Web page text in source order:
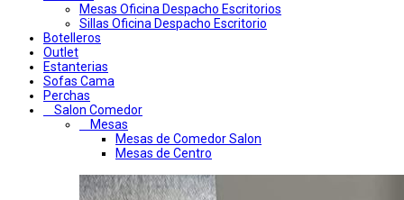
Mesas Oficina Despacho Escritorios
Sillas Oficina Despacho Escritorio
Botelleros
Outlet
Estanterias
Sofas Cama
Perchas
Salon Comedor
Mesas
Mesas de Comedor Salon
Mesas de Centro